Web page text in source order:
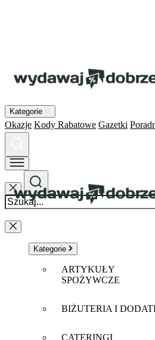
Kategorie
Okazje Kody Rabatowe Gazetki
Kategorie
ARTYKUŁY
SPOŻYWCZE
BIŻUTERIA I
CATERINGI